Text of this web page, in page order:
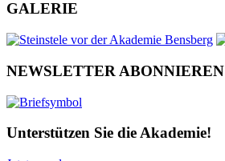
GALERIE
NEWSLETTER ABONNIEREN
Unterstützen Sie die Akademie!